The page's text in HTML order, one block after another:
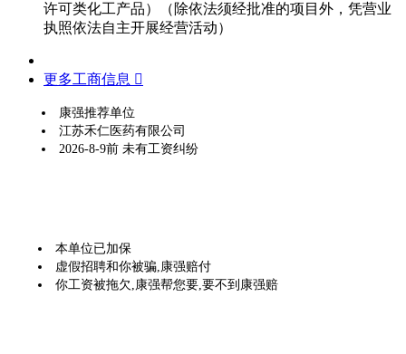
许可类化工产品）（除依法须经批准的项目外，凭营业
执照依法自主开展经营活动）
更多工商信息 
康强推荐单位
江苏禾仁医药有限公司
2026-8-9前 未有工资纠纷
本单位已加保
虚假招聘和你被骗,康强赔付
你工资被拖欠,康强帮您要,要不到康强赔